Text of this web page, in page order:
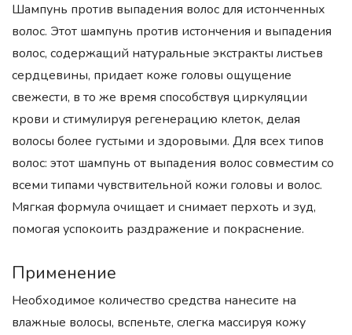
Шампунь против выпадения волос для истонченных
волос. Этот шампунь против истончения и выпадения
волос, содержащий натуральные экстракты листьев
сердцевины, придает коже головы ощущение
свежести, в то же время способствуя циркуляции
крови и стимулируя регенерацию клеток, делая
волосы более густыми и здоровыми. Для всех типов
волос: этот шампунь от выпадения волос совместим со
всеми типами чувствительной кожи головы и волос.
Мягкая формула очищает и снимает перхоть и зуд,
помогая успокоить раздражение и покраснение.
Применение
Необходимое количество средства нанесите на
влажные волосы, вспеньте, слегка массируя кожу